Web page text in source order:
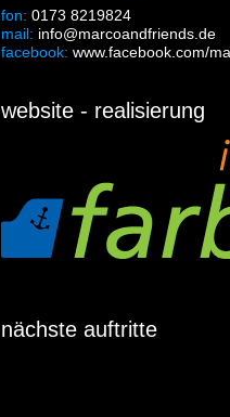
fon: 0173 8219824
mail: info@marcoandfriends.de
facebook: www.facebook.com/
website - realisierung
nächste auftritte